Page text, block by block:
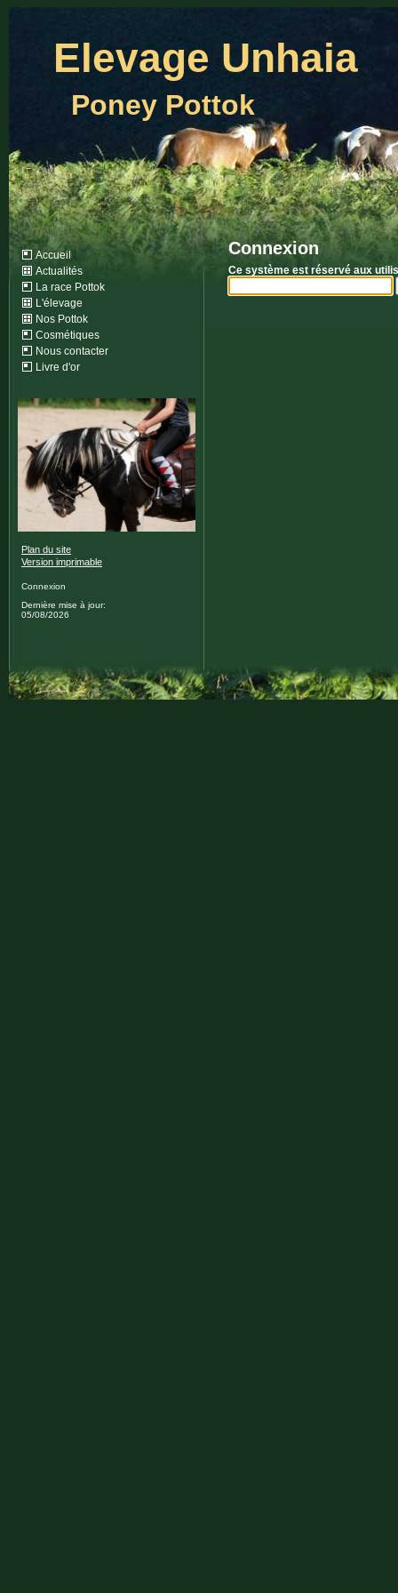
Elevage Unhaia
Poney Pottok
Accueil
Actualités
La race Pottok
L'élevage
Nos Pottok
Cosmétiques
Nous contacter
Livre d'or
Plan du site
Version imprimable
Connexion
Dernière mise à jour:
05/08/2026
Connexion
Ce système est réservé aux